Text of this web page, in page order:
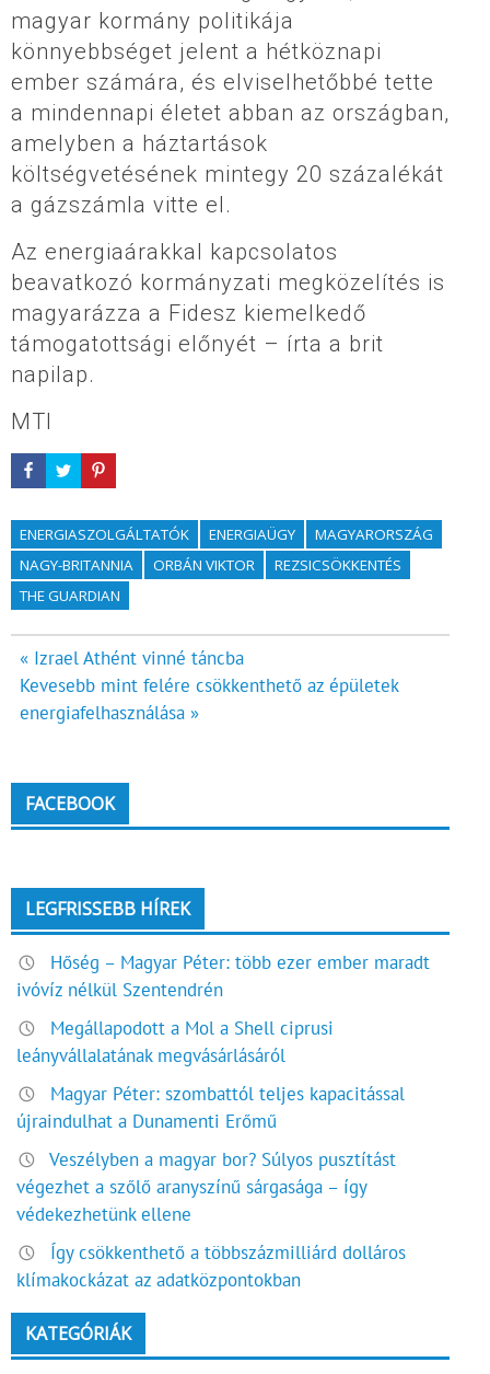
magyar kormány politikája
könnyebbséget jelent a hétköznapi
ember számára, és elviselhetőbbé tette
a mindennapi életet abban az országban,
amelyben a háztartások
költségvetésének mintegy 20 százalékát
a gázszámla vitte el.
Az energiaárakkal kapcsolatos
beavatkozó kormányzati megközelítés is
magyarázza a Fidesz kiemelkedő
támogatottsági előnyét – írta a brit
napilap.
MTI
ENERGIASZOLGÁLTATÓK ENERGIAÜGY
MAGYARORSZÁG
NAGY-BRITANNIA
ORBÁN VIKTOR
REZSICSÖKKENTÉS
THE GUARDIAN
Bejegyzés
navigáció
« Izrael Athént vinné táncba
Kevesebb mint felére csökkenthető az épületek
energiafelhasználása »
FACEBOOK
LEGFRISSEBB HÍREK
Hőség – Magyar Péter: több ezer ember maradt
ivóvíz nélkül Szentendrén
Megállapodott a Mol a Shell ciprusi
leányvállalatának megvásárlásáról
Magyar Péter: szombattól teljes kapacitással
újraindulhat a Dunamenti Erőmű
Veszélyben a magyar bor? Súlyos pusztítást
végezhet a szőlő aranyszínű sárgasága – így
védekezhetünk ellene
Így csökkenthető a többszázmilliárd dolláros
klímakockázat az adatközpontokban
KATEGÓRIÁK